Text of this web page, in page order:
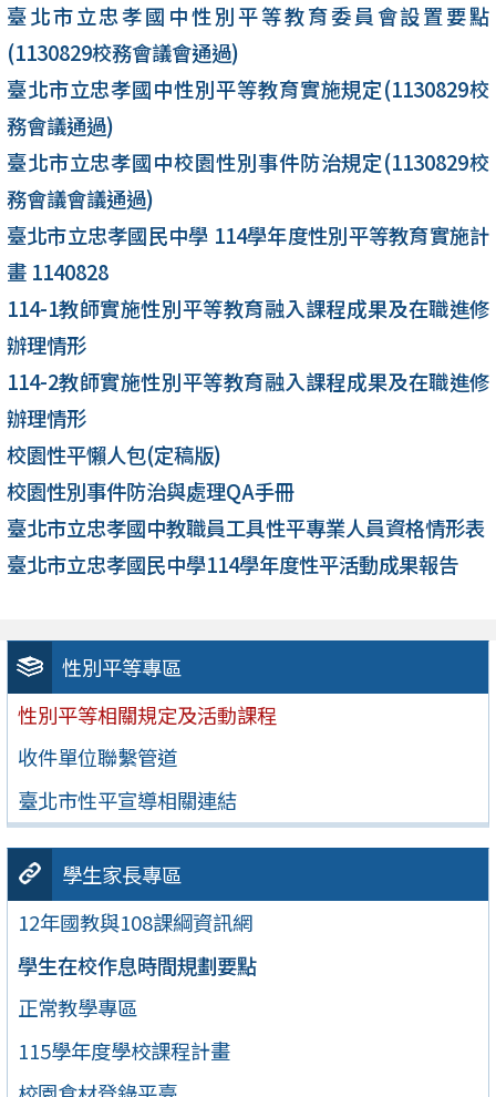
性別平等專區
性別平等相關規定及活動課程
收件單位聯繫管道
臺北市性平宣導相關連結
學生家長專區
12年國教與108課綱資訊網
學生在校作息時間規劃要點
正常教學專區
115學年度學校課程計畫
臺北市立忠孝國中性別平等教育委員會設置要點
(1130829校務會議會通過)
臺北市立忠孝國中性別平等教育實施規定(1130829校
務會議通過)
臺北市立忠孝國中校園性別事件防治規定(1130829校
務會議會議通過)
臺北市立忠孝國民中學 114學年度性別平等教育實施計
畫 1140828
114-1教師實施性別平等教育融入課程成果及在職進修
辦理情形
114-2教師實施性別平等教育融入課程成果及在職進修
辦理情形
校園性平懶人包(定稿版)
校園性別事件防治與處理QA手冊
臺北市立忠孝國中教職員工具性平專業人員資格情形表
臺北市立忠孝國民中學114學年度性平活動成果報告